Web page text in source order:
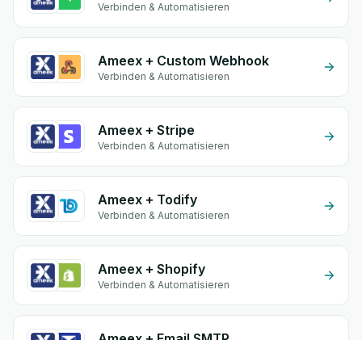
Verbinden & Automatisieren
Ameex + Custom Webhook
Verbinden & Automatisieren
Ameex + Stripe
Verbinden & Automatisieren
Ameex + Todify
Verbinden & Automatisieren
Ameex + Shopify
Verbinden & Automatisieren